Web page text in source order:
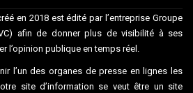
en 2018 est édité par l’entreprise Groupe
afin de donner plus de visibilité à ses
l’opinion publique en temps réel.
l’un des organes de presse en lignes les
site d’information se veut être un site